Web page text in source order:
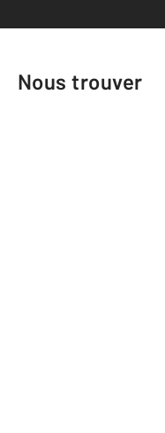
Nous trouver